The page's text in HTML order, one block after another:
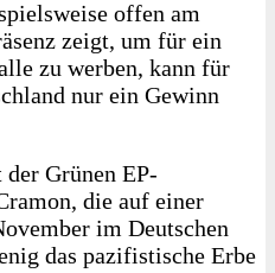
offen am
zeigt, um für ein
zu werben, kann für
nur ein Gewinn
Grünen EP-
die auf einer
im Deutschen
das pazifistische Erbe